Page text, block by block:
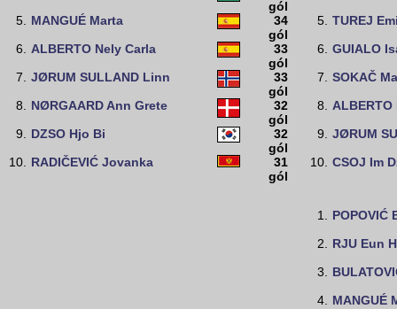
gól
5.
MANGUÉ Marta
34
gól
6.
ALBERTO Nely Carla
33
gól
7.
JØRUM SULLAND Linn
33
gól
8.
NØRGAARD Ann Grete
32
gól
9.
DZSO Hjo Bi
32
gól
10.
RADIČEVIĆ Jovanka
31
gól
5. TUREJ
6.
GUIALO
7.
SOKAČ
8.
ALBERTO
9.
JØRUM
10. CSOJ Im
1.
POPOVIĆ
2.
RJU Eun
3.
4.
MANGUÉ